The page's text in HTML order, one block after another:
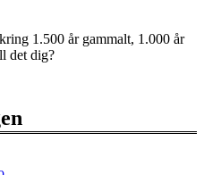
1.500 år gammalt, 1.000 år
det dig?